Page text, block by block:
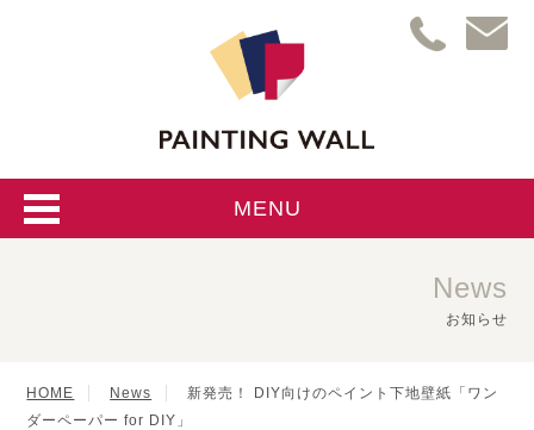
MENU
News
お知らせ
HOME News
新発売！ DIY向けのペイント下地壁紙「ワン
ダーペーパー for DIY」